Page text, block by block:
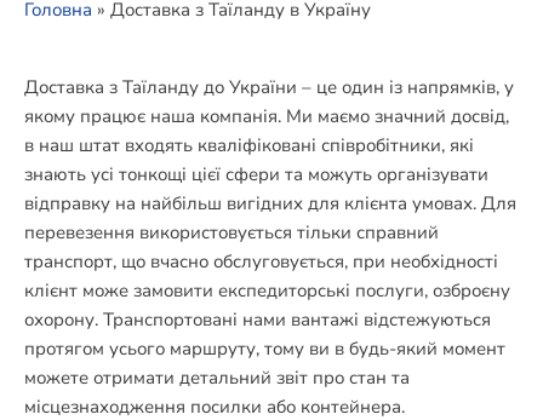
Головна » Доставка з Таїланду в Україну
Доставка з Таїланду до України – це один із напрямків, у
якому працює наша компанія. Ми маємо значний досвід,
в наш штат входять кваліфіковані співробітники, які
знають усі тонкощі цієї сфери та можуть організувати
відправку на найбільш вигідних для клієнта умовах. Для
перевезення використовується тільки справний
транспорт, що вчасно обслуговується, при необхідності
клієнт може замовити експедиторські послуги, озброєну
охорону. Транспортовані нами вантажі відстежуються
протягом усього маршруту, тому ви в будь-який момент
можете отримати детальний звіт про стан та
місцезнаходження посилки або контейнера.